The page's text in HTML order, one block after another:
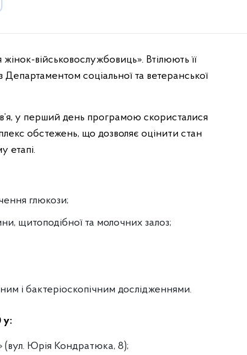
військовослужбовиць». Втілюють її
соціальної та ветеранської
у перший день програмою скористалися
обстежень, що дозволяє оцінити стан
етапі.
глюкози;
щитоподібної та молочних залоз;
і бактеріоскопічним дослідженнями.
у:
(вул. Юрія Кондратюка, 8);